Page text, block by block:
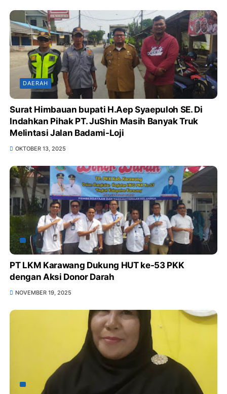
KEC.KARAWANG BARAT*
DAERAH
Surat Himbauan bupati H.Aep Syaepuloh SE. Di
Indahkan Pihak PT. JuShin Masih Banyak Truk
Melintasi Jalan Badami-Loji
OKTOBER 13, 2025
PT LKM Karawang Dukung HUT ke-53 PKK
dengan Aksi Donor Darah
NOVEMBER 19, 2025